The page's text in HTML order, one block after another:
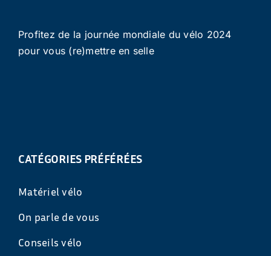
Profitez de la journée mondiale du vélo 2024
pour vous (re)mettre en selle
CATÉGORIES PRÉFÉRÉES
Matériel vélo
On parle de vous
Conseils vélo